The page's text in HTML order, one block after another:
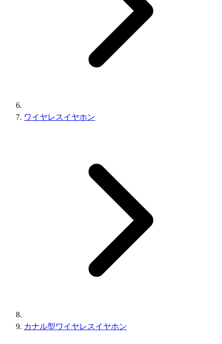
ワイヤレスイヤホン
カナル型ワイヤレスイヤホン